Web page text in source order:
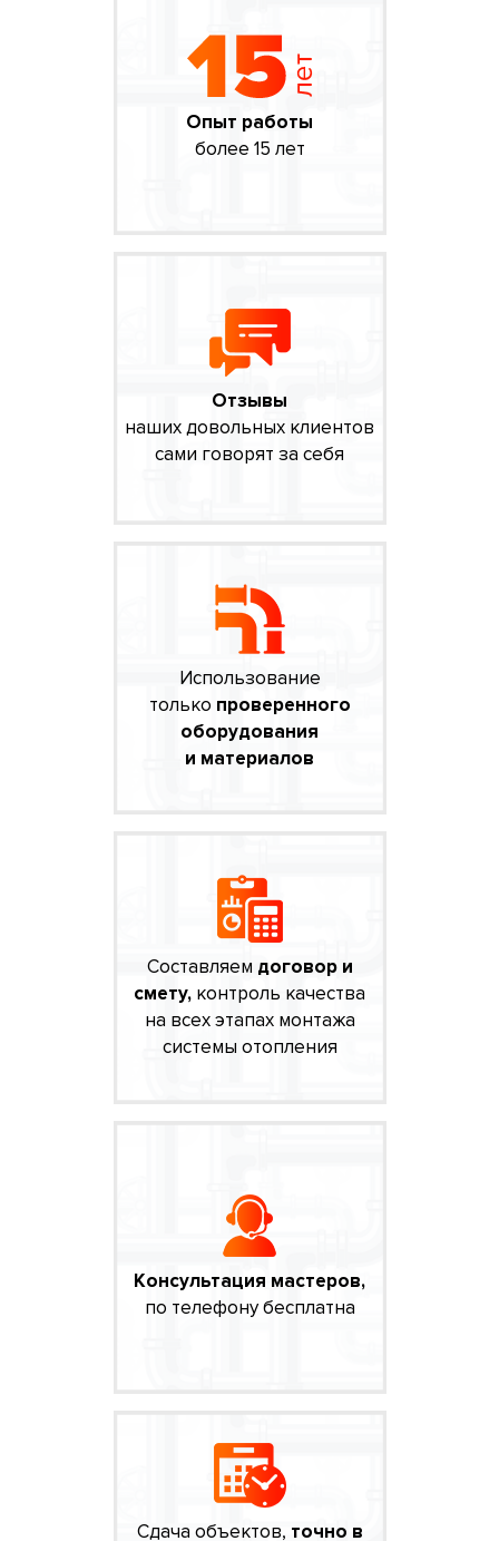
Опыт работы
более 15 лет
Отзывы
наших довольных клиентов
сами говорят за себя
Использование
только проверенного
оборудования
и материалов
Составляем договор и
смету, контроль качества
на всех этапах монтажа
системы отопления
Консультация мастеров,
по телефону бесплатна
Сдача объектов, точно в